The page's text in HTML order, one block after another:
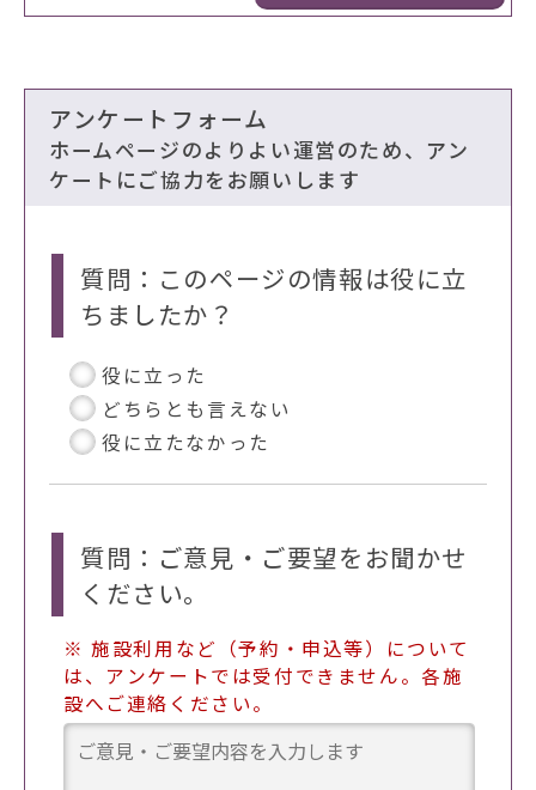
アンケートフォーム
ホームページのよりよい運営のため、アン
ケートにご協力をお願いします
質問：このページの情報は役に立
ちましたか？
役に立った
どちらとも言えない
役に立たなかった
質問：ご意見・ご要望をお聞かせ
ください。
※ 施設利用など（予約・申込等）について
は、アンケートでは受付できません。各施
設へご連絡ください。